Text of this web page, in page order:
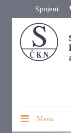
Spojení:
Menu